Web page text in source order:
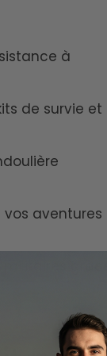
à
de survie et
aventures